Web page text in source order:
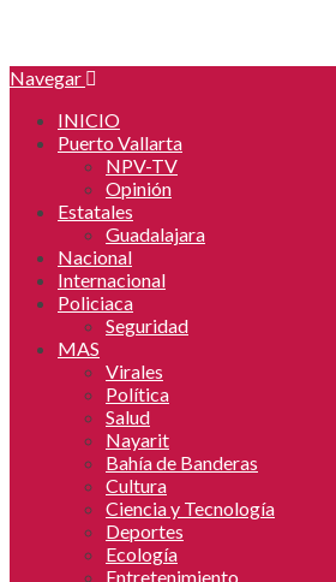
Navegar
INICIO
Puerto Vallarta
NPV-TV
Opinión
Estatales
Guadalajara
Nacional
Internacional
Policiaca
Seguridad
MAS
Virales
Política
Salud
Nayarit
Bahía de Banderas
Cultura
Ciencia y Tecnología
Deportes
Ecología
Entretenimiento